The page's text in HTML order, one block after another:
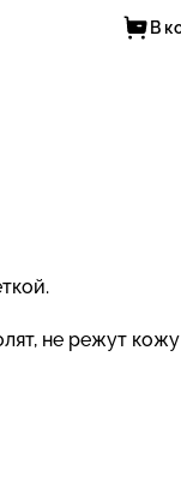
В
не режут кожу